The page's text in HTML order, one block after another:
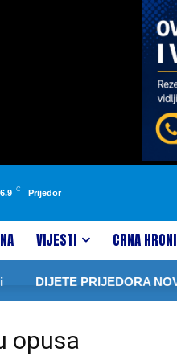
C Prijedor
VIJESTI CRNA
DIJETE PRIJEDORA NOVA
opusa